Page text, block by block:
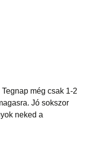
még csak 1-2
Jó sokszor
neked a